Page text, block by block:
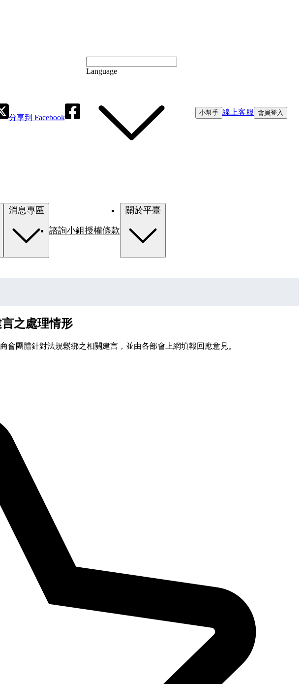
分享到 Facebook
Language
小幫手 線上客服 會員登入
諮詢小組授權條款
之處理情形
團體針對法規鬆綁之相關建言，並由各部會上網填報回應意見。